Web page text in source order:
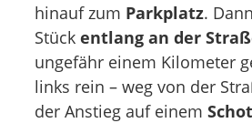
hinauf zum Parkplatz.
Stück entlang an der
ungefähr einem Kilometer
links rein – weg von der
der Anstieg auf einem